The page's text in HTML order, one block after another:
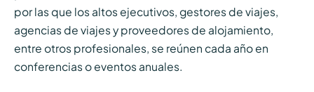
por las que los altos ejecutivos, gestores de viajes,
agencias de viajes y proveedores de alojamiento,
entre otros profesionales, se reúnen cada año en
conferencias o eventos anuales.